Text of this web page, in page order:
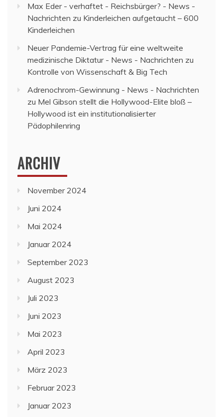
Max Eder - verhaftet - Reichsbürger? - News -
Nachrichten zu Kinderleichen aufgetaucht – 600
Kinderleichen
Neuer Pandemie-Vertrag für eine weltweite
medizinische Diktatur - News - Nachrichten zu
Kontrolle von Wissenschaft & Big Tech
Adrenochrom-Gewinnung - News - Nachrichten
zu Mel Gibson stellt die Hollywood-Elite bloß –
Hollywood ist ein institutionalisierter
Pädophilenring
ARCHIV
November 2024
Juni 2024
Mai 2024
Januar 2024
September 2023
August 2023
Juli 2023
Juni 2023
Mai 2023
April 2023
März 2023
Februar 2023
Januar 2023